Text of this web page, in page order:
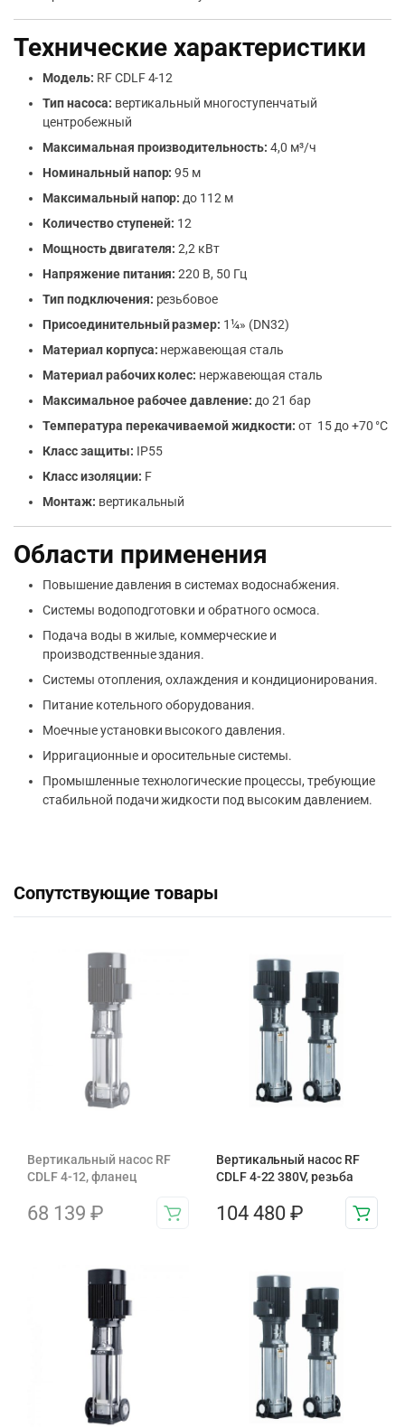
Технические характеристики
Модель: RF CDLF 4-12
Тип насоса: вертикальный многоступенчатый
центробежный
Максимальная производительность: 4,0 м³/ч
Номинальный напор: 95 м
Максимальный напор: до 112 м
Количество ступеней: 12
Мощность двигателя: 2,2 кВт
Напряжение питания: 220 В, 50 Гц
Тип подключения: резьбовое
Присоединительный размер: 1¼» (DN32)
Материал корпуса: нержавеющая сталь
Материал рабочих колес: нержавеющая сталь
Максимальное рабочее давление: до 21 бар
Температура перекачиваемой жидкости: от 15 до +70 °C
Класс защиты: IP55
Класс изоляции: F
Монтаж: вертикальный
Области применения
Повышение давления в системах водоснабжения.
Системы водоподготовки и обратного осмоса.
Подача воды в жилые, коммерческие и
производственные здания.
Системы отопления, охлаждения и кондиционирования.
Питание котельного оборудования.
Моечные установки высокого давления.
Ирригационные и оросительные системы.
Промышленные технологические процессы, требующие
стабильной подачи жидкости под высоким давлением.
Сопутствующие товары
Вертикальный насос RF
CDLF 4-12, фланец
68 139 ₽
Вертикальный насос RF
CDLF 4-22 380V, резьба
104 480 ₽